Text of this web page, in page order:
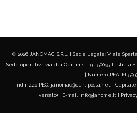
© 2026 JANOMAC S.R.L. | Sede Legale: Viale
Sede operativa via dei Ceramisti, 9 | 50055 Lastra a
| Numero REA: FI-
Indirizzo PEC: janomac@certiposta.net |
versato) | E-mail info@janome.it |